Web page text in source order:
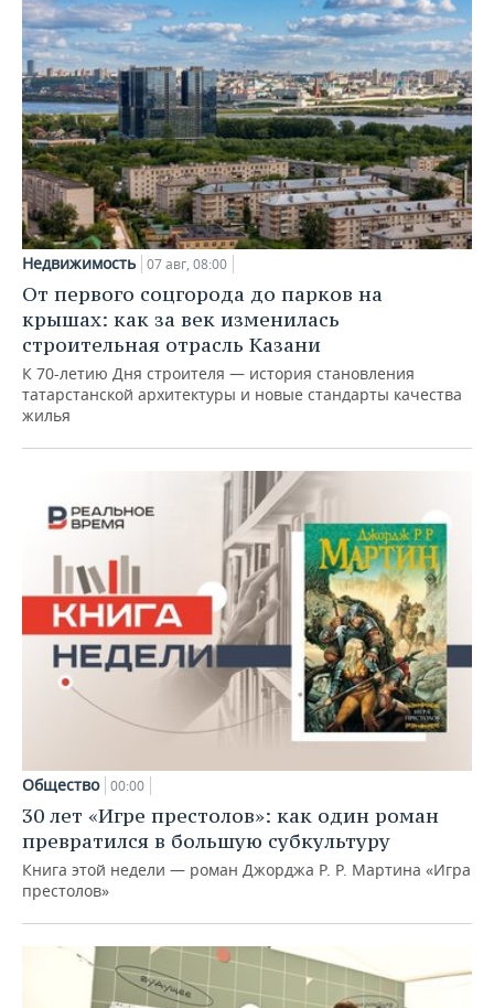
Недвижимость 07 авг, 08:00
От первого соцгорода до парков на
крышах: как за век изменилась
строительная отрасль Казани
К 70-летию Дня строителя — история становления
татарстанской архитектуры и новые стандарты качества
жилья
Общество 00:00
30 лет «Игре престолов»: как один роман
превратился в большую субкультуру
Книга этой недели — роман Джорджа Р. Р. Мартина «Игра
престолов»